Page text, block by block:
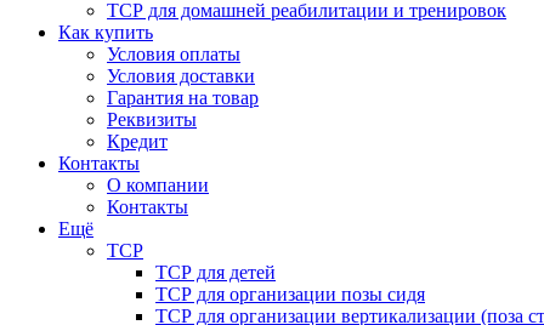
ТСР для домашней реабилитации и тренировок
Как купить
Условия оплаты
Условия доставки
Гарантия на товар
Реквизиты
Кредит
Контакты
О компании
Контакты
Ещё
ТСР
ТСР для детей
ТСР для организации позы сидя
ТСР для организации вертикализации (поза